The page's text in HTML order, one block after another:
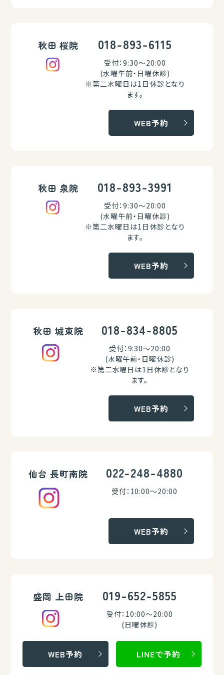
秋田 桜院 018-893-6115
受付：9:30～20:00
(水曜午前・日曜休診)
※第二水曜日は1日休診となり
ます。
WEB予約
秋田 泉院 018-893-3991
受付：9:30～20:00
(水曜午前・日曜休診)
※第二水曜日は1日休診となり
ます。
WEB予約
秋田 城東院 018-834-8805
受付：9:30～20:00
(水曜午前・日曜休診)
※第二水曜日は1日休診となり
ます。
WEB予約
仙台 長町南院 022-248-4880
受付：10:00～20:00
WEB予約
盛岡 上田院 019-652-5855
受付：10:00～20:00
(日曜休診)
WEB予約 LINEで予約